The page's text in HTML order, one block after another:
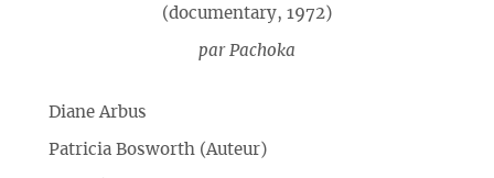
(documentary, 1972)
par Pachoka
Diane Arbus
Patricia Bosworth (Auteur)